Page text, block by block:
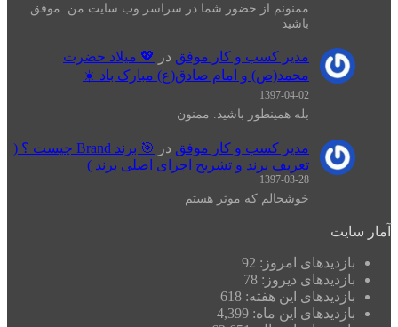
ممنونم از حضور شما در سراسر وب سایت من. موفق
باشید
مدیر کسب و کار موفق در
💖 میلاد حضرت
محمد(ص) و امام صادق(ع) مبارک باد ☀️
1397-04-02
بله همینطور باشید. ممنون
مدیر کسب و کار موفق در
🎯 برند Brand چیست ؟ (
تعریف برند و تشریح اجزای اصلی برند )
1397-03-28
خوشحالم که موثر هستم
آمار سایت
بازدیدهای امروز: 92
بازدیدهای دیروز: 78
بازدیدهای این هفته: 618
بازدیدهای این ماه: 4,399